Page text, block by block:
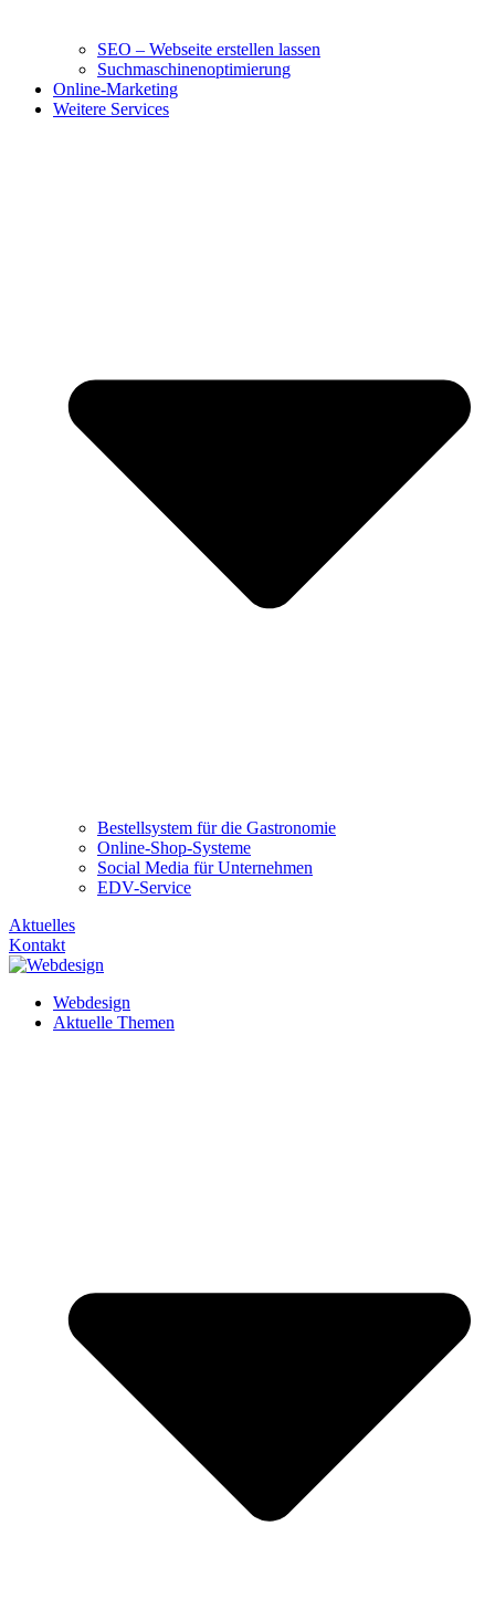
SEO – Webseite erstellen lassen
Suchmaschinenoptimierung
Online-Marketing
Weitere Services
Bestellsystem für die Gastronomie
Online-Shop-Systeme
Social Media für Unternehmen
EDV-Service
Aktuelles
Kontakt
Webdesign
Aktuelle Themen